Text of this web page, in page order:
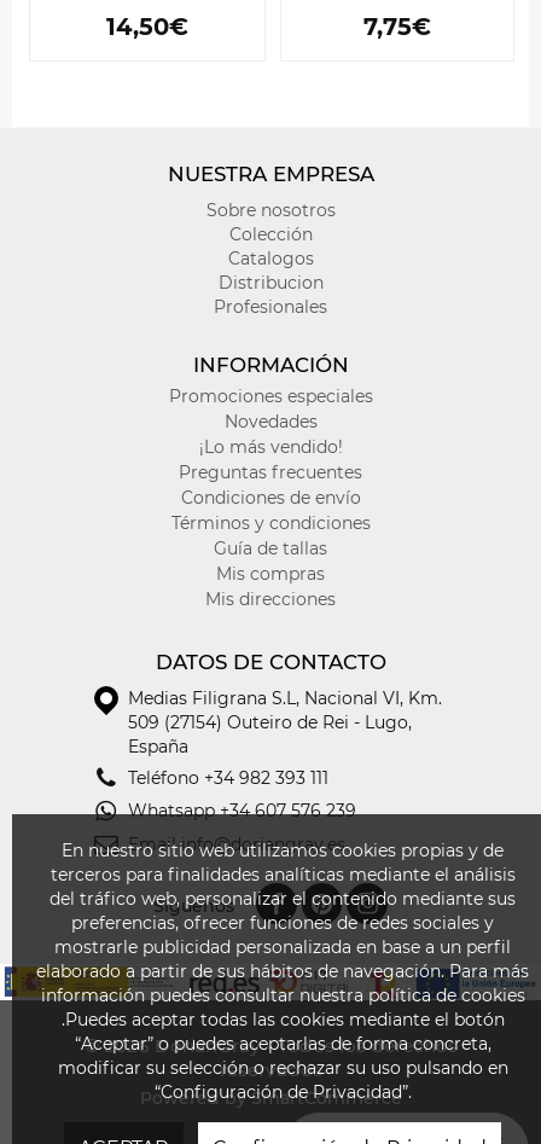
14,50€ 7,75€
En nuestro sitio web utilizamos cookies propias y de
terceros para finalidades analíticas mediante el análisis
del tráfico web, personalizar el contenido mediante sus
preferencias, ofrecer funciones de redes sociales y
mostrarle publicidad personalizada en base a un perfil
elaborado a partir de sus hábitos de navegación. Para más
información puedes consultar nuestra política de cookies
.Puedes aceptar todas las cookies mediante el botón
“Aceptar” o puedes aceptarlas de forma concreta,
modificar su selección o rechazar su uso pulsando en
“Configuración de Privacidad”.
NUESTRA EMPRESA
Sobre nosotros
Colección
Catalogos
Distribucion
Profesionales
INFORMACIÓN
Promociones especiales
Novedades
¡Lo más vendido!
Preguntas frecuentes
Condiciones de envío
Términos y condiciones
Guía de tallas
Mis compras
Mis direcciones
DATOS DE CONTACTO
Medias Filigrana S.L, Nacional VI, Km.
509 (27154) Outeiro de Rei - Lugo,
España
Teléfono +34 982 393 111
Whatsapp +34 607 576 239
Email info@doriangray.es
Síguenos
© 2026 DorianGray - Todos los derechos
reservados
Powered by SmartCommerce